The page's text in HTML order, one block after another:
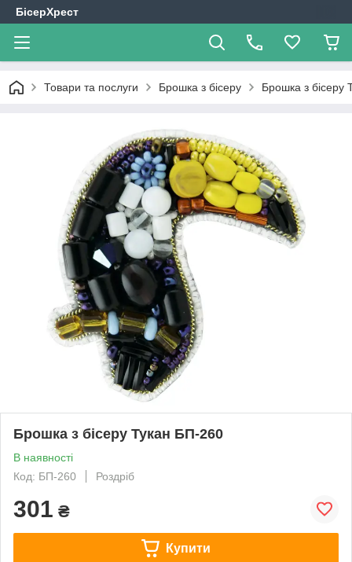
БісерХрест
Товари та послуги Брошка з бісеру Брошка з бісеру
Брошка з бісеру Тукан БП-260
В наявності
Код: БП-260
Роздріб
301 ₴
Купити